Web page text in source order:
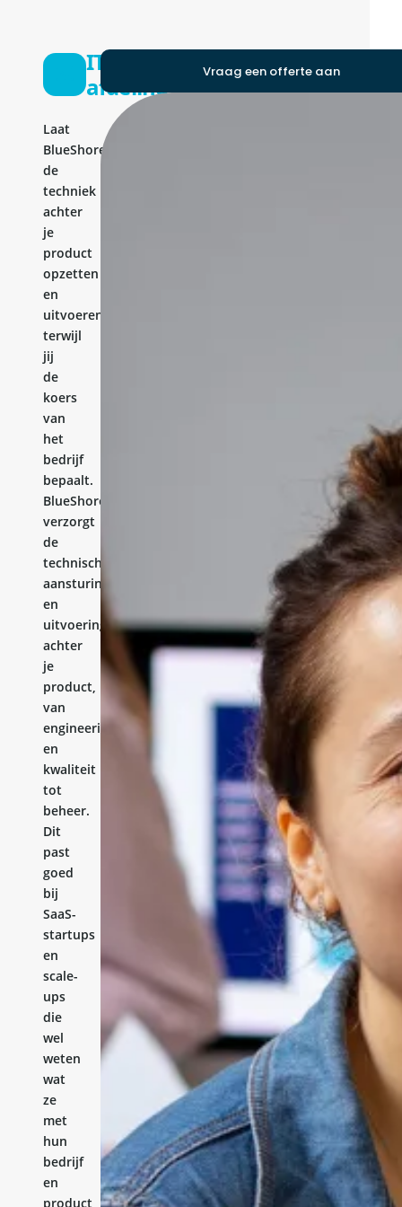
IT-
afdeling
Laat
BlueShores
de
techniek
achter
je
product
opzetten
en
uitvoeren,
terwijl
jij
de
koers
van
het
bedrijf
bepaalt.
BlueShores
verzorgt
de
technische
aansturing
en
uitvoering
achter
je
product,
van
engineering
en
kwaliteit
tot
beheer.
Dit
past
goed
bij
SaaS-
startups
en
scale-
ups
die
wel
weten
wat
ze
met
hun
bedrijf
en
product
Vraag een offerte aan